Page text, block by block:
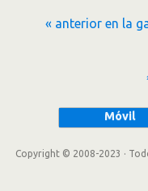
« anterior en la
Móvil
Copyright © 2008-2023 ·